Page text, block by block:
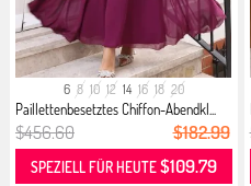
6 8 10 12 14 16 18 20
Paillettenbesetztes Chiffon-Abendkl...
$456.60 $182.99
SPEZIELL FÜR HEUTE$109.79